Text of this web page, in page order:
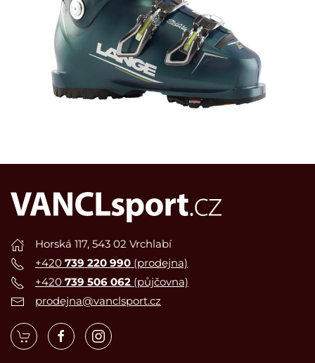
Horská 117, 543 02 Vrchlabí
+420 739 220 990 (prodejna)
+420 739 506 062 (půjčovna)
prodejna@vanclsport.cz